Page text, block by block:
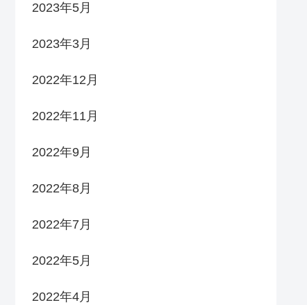
2023年5月
2023年3月
2022年12月
2022年11月
2022年9月
2022年8月
2022年7月
2022年5月
2022年4月